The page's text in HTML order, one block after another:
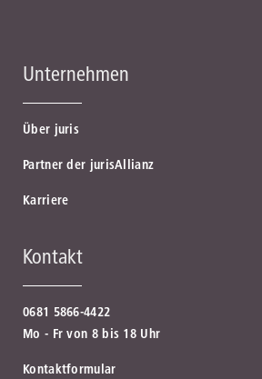
Unternehmen
Über juris
Partner der jurisAllianz
Karriere
Kontakt
0681 5866-4422
Mo - Fr von 8 bis 18 Uhr
Kontaktformular